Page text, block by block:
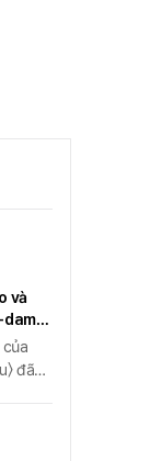
và
dam
phim
đã